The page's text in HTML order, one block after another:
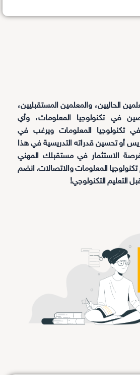
الحاليين، والمعلمين المستقبليين،
في تكنولوجيا المعلومات، وأي
تكنولوجيا المعلومات ويرغب في
أو تحسين قدراته التدريسية في هذا
الاستثمار في مستقبلك المهني
المعلومات والاتصالات. انضم
التعليم التكنولوجي!